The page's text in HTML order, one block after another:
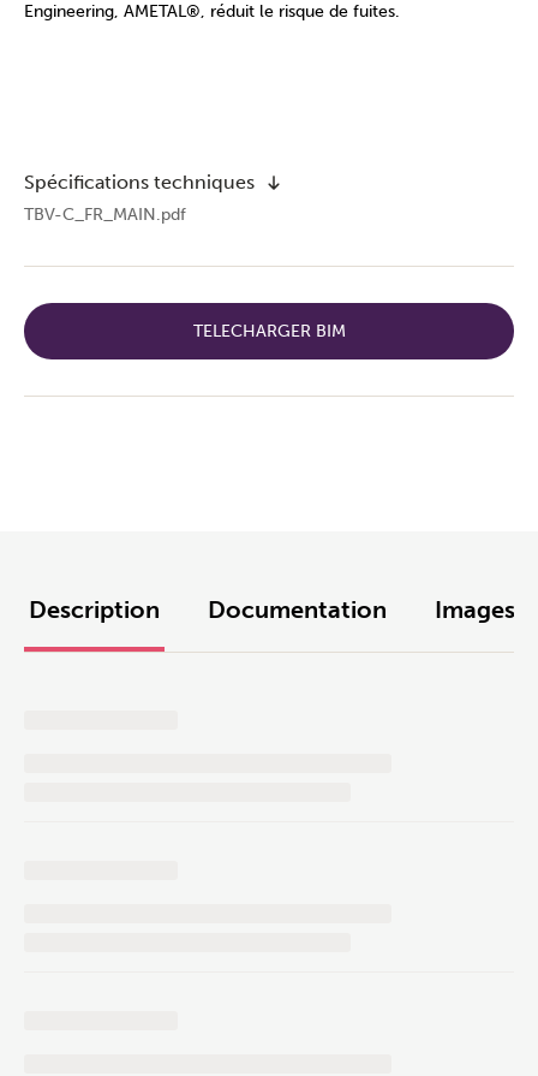
Engineering, AMETAL®, réduit le risque de fuites.
Spécifications techniques
TBV-C_FR_MAIN.pdf
TELECHARGER BIM
Description Documentation Images